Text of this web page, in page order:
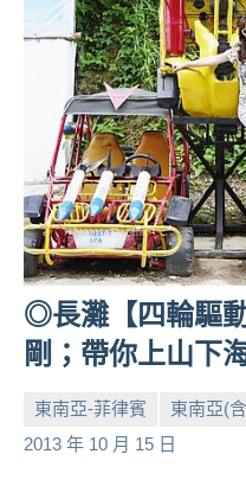
◎長灘【四輪驅
剛；帶你上山下
東南亞-菲律賓
東南亞(
2013 年 10 月 15 日
小
No